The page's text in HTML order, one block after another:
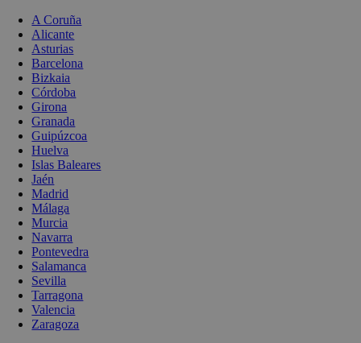
A Coruña
Alicante
Asturias
Barcelona
Bizkaia
Córdoba
Girona
Granada
Guipúzcoa
Huelva
Islas Baleares
Jaén
Madrid
Málaga
Murcia
Navarra
Pontevedra
Salamanca
Sevilla
Tarragona
Valencia
Zaragoza